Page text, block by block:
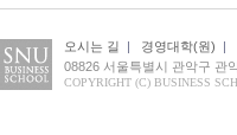
오시는 길 | 경영대학(원) |
08826 서울특별시 관악구 관
COPYRIGHT (C) BUSINESS